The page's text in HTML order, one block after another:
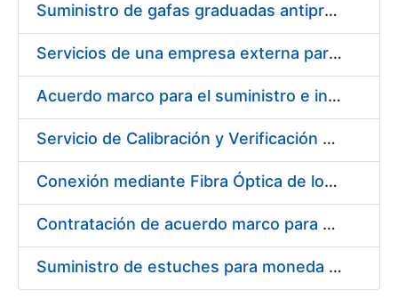
Suministro de gafas graduadas antiproyecciones para los trabajadores de la FNMT-RCM en los centros de trabajo de Madrid y Burgos
Servicios de una empresa externa para el asesoramiento y resolución de los recursos de alzada que se presentan relacionados con procesos de selección para la FNMT-RCM
Acuerdo marco para el suministro e instalación de persianas, estores y otros complementos
Servicio de Calibración y Verificación Externa de los Equipos de Medición del Servicio de Prevención de la FNMT-RCM
Conexión mediante Fibra Óptica de los Centros de Proceso de Datos (CPDs) de las sedes de la FNMT-RCM de Burgos y Madrid
Contratación de acuerdo marco para el Suministro de Material de Electricidad para la Fábrica Nacional de Moneda y Timbre-Real Casa de la Moneda en su centro de trabajo de Burgos
Suministro de estuches para moneda de 30 €